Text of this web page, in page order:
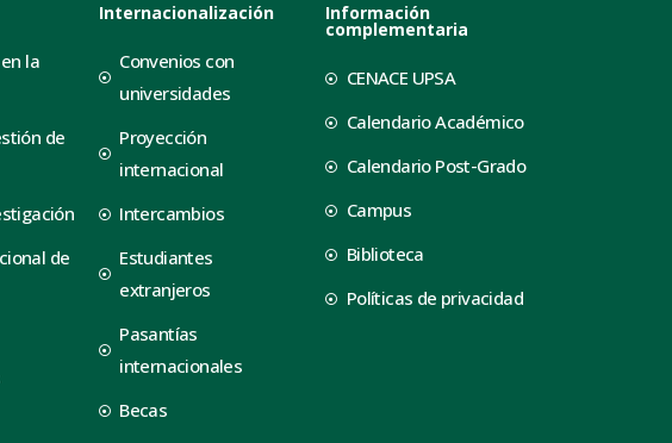
la
de
de
Internacionalización
Convenios con
universidades
Proyección
internacional
Intercambios
Estudiantes
extranjeros
Pasantías
internacionales
Becas
Información
complementaria
CENACE UPSA
Calendario Académico
Calendario Post-Grado
Campus
Biblioteca
Políticas de privacidad